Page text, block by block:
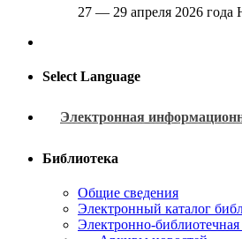
27 — 29 апреля 2026 года
Select Language
Электронная
Библиотека
Общие сведения
Электронный каталог
Электронно-библиотечная